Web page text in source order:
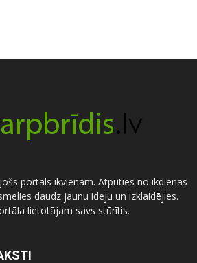
portāls ikvienam. Atpūties no ikdienas
daudz jaunu ideju un izklaidējies.
lietotājam savs stūrītis.